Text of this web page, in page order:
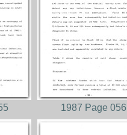
1987 Page 056